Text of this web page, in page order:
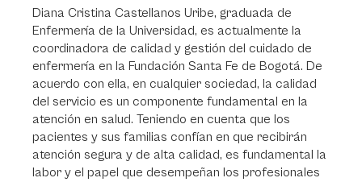
Diana Cristina Castellanos Uribe, graduada de
Enfermería de la Universidad, es actualmente la
coordinadora de calidad y gestión del cuidado de
enfermería en la Fundación Santa Fe de Bogotá. De
acuerdo con ella, en cualquier sociedad, la calidad
del servicio es un componente fundamental en la
atención en salud. Teniendo en cuenta que los
pacientes y sus familias confían en que recibirán
atención segura y de alta calidad, es fundamental la
labor y el papel que desempeñan los profesionales